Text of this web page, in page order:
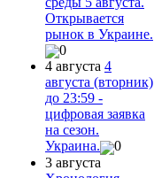
Открывается
рынок в Украине.
0
4 августа 4
августа (вторник)
до 23:59 -
цифровая заявка
на сезон.
Украина.
0
3 августа